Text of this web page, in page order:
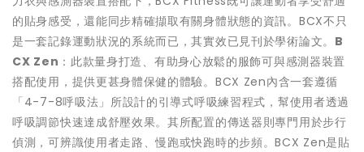
的貼身感受，還能同步精確擷取有關身體狀態的資訊。BCX不只
是一套記錄運動狀況的系統而已，其實效已見刊於學術論文。 B
CX Zen ：此款量身打造、有助身心放鬆的服飾可與感測器裝置
搭配使用，提供更甚身體保健的體驗。BCX Zen內含一套遵循
「4-7-8呼吸法」所設計的引導式呼吸練習程式，幫使用者透過
呼吸調節快速達成舒壓效果。其所配置的傳送器則專門用於步行
偵測，可辨識使用者走路、慢跑或快跑時的步頻。BCX Zen是貼